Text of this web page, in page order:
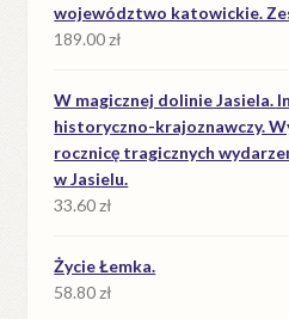
województwo katowickie.
189.00zł
W magicznej dolinie Jasiela.
historyczno-krajoznawczy.
rocznicę tragicznych
w Jasielu.
33.60zł
Życie Łemka.
58.80zł